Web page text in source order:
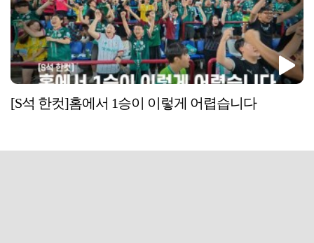
[S석 한컷]홈에서 1승이 이렇게 어렵습니다